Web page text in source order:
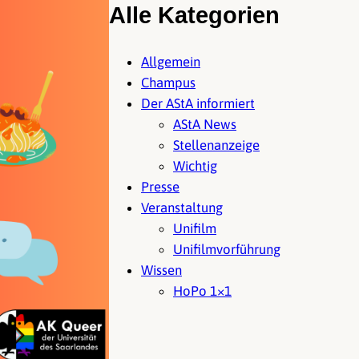
Alle Kategorien
Allgemein
Champus
Der AStA informiert
AStA News
Stellenanzeige
Wichtig
Presse
Veranstaltung
Unifilm
Unifilmvorführung
Wissen
HoPo 1×1